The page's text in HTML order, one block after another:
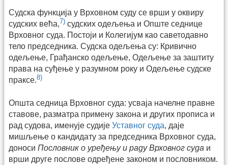
Судска функција у Врховном суду се врши у оквиру
судских већа,7) судских одељења и Опште седнице
Врховног суда. Постоји и Колегијум као саветодавно
тело председника. Судска одељења су: Кривично
одељење, Грађанско одељење, Одељење за заштиту
права на суђење у разумном року и Одељење судске
праксе.8)
Општа седница Врховног суда: усваја начелне правне
ставове, разматра примену закона и других прописа и
рад судова, именује судије Уставног суда, даје
мишљење о кандидату за председника Врховног суда,
доноси Пословник о уређењу и раду Врховног суда и
врши друге послове одређене законом и пословником.